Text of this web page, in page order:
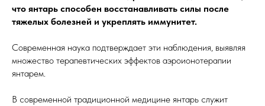
что янтарь способен восстанавливать силы после
тяжелых болезней и укреплять иммунитет.
Современная наука подтверждает эти наблюдения, выявляя
множество терапевтических эффектов аэроионотерапии
янтарем.
В современной традиционной медицине янтарь служит